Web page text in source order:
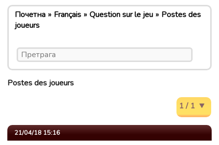
Почетна Français Question sur le jeu
Postes des
joueurs
Postes des joueurs
1 / 1
21/04/18 15:16